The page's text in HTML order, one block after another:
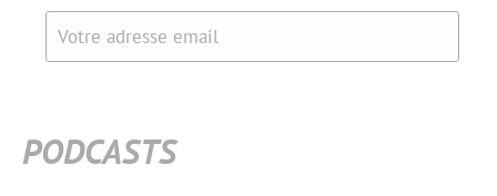
Votre adresse email
PODCASTS